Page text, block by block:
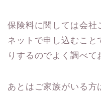
保険料に関しては会社
ネットで申し込むこと
りするのでよく調べ
あとはご家族がいる方